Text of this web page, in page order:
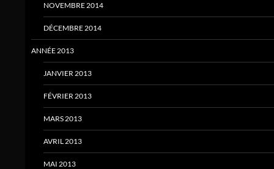
NOVEMBRE 2014
DÉCEMBRE 2014
ANNÉE 2013
JANVIER 2013
FÉVRIER 2013
MARS 2013
AVRIL 2013
MAI 2013